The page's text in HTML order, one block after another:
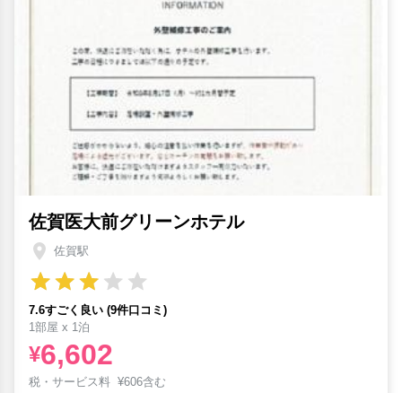
佐賀医大前グリーンホテル
佐賀駅
7.6すごく良い (9件口コミ)
1部屋 x 1泊
¥6,602
税・サービス料 ¥606含む